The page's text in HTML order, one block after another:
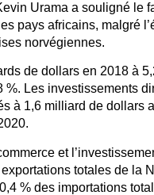
Urama a souligné le
pays africains, malgré
norvégiennes.
de dollars en 2018 à
Les investissements
à 1,6 milliard de dollars
et
totales de la
% des importations